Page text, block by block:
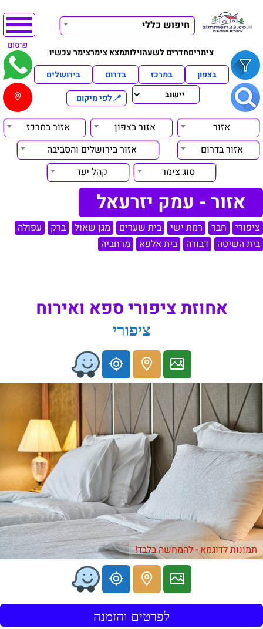
חיפוש כללי
צימריםחדרים לשעהוילותמצא צימרצימר עכשיו
פרסום
בצפון במרכז בדרום
בירושלים
📍לפי מיקום
אזור אזור בצפון
אזור במרכז
אזור בדרום
אזור בירושלים והסביבה
סוג צימר
קהל יעד
אזור - עמק יזרעאל
ציפורי חבר רמת ישי בית שערים מגן שאול ברק
עפולה
בית השיטה
דבורה בית אלפא מרחביה
אחוזת ציפורי ספא ואירוח
ציפורי
תמונות לדוגמא - להמחשה בלבד!
לפרטים והזמנה